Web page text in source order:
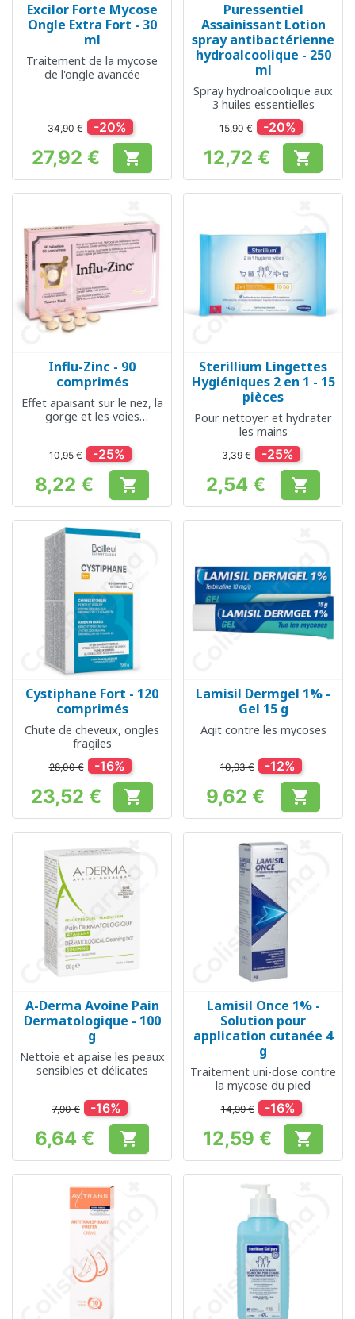
Excilor Forte Mycose
Ongle Extra Fort - 30
ml
Traitement de la mycose
de l'ongle avancée
34,90 € -20%
Prix
27,92 € 
Puressentiel
Assainissant Lotion
spray antibactérienne
hydroalcoolique - 250
ml
Spray hydroalcoolique aux
3 huiles essentielles
15,90 € -20%
Prix
12,72 € 
Influ-Zinc - 90
comprimés
Effet apaisant sur le nez, la
gorge et les voies
10,95 € -25%
Prix
8,22 € 
Sterillium Lingettes
Hygiéniques 2 en 1 - 15
pièces
Pour nettoyer et hydrater
les mains
3,39 € -25%
Prix
2,54 € 
Cystiphane Fort - 120
comprimés
Chute de cheveux, ongles
fragiles
28,00 € -16%
Prix
23,52 € 
Lamisil Dermgel 1% -
Gel 15 g
Agit contre les mycoses
10,93 € -12%
Prix
9,62 € 
A-Derma Avoine Pain
Dermatologique - 100
g
Nettoie et apaise les peaux
sensibles et délicates
7,90 € -16%
Prix
6,64 € 
Lamisil Once 1% -
Solution pour
application cutanée 4
g
Traitement uni-dose contre
la mycose du pied
14,99 € -16%
Prix
12,59 € 